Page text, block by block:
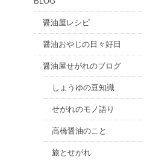
醤油屋レシピ
醤油おやじの日々好日
醤油屋せがれのブログ
しょうゆの豆知識
せがれのモノ語り
高橋醤油のこと
旅とせがれ